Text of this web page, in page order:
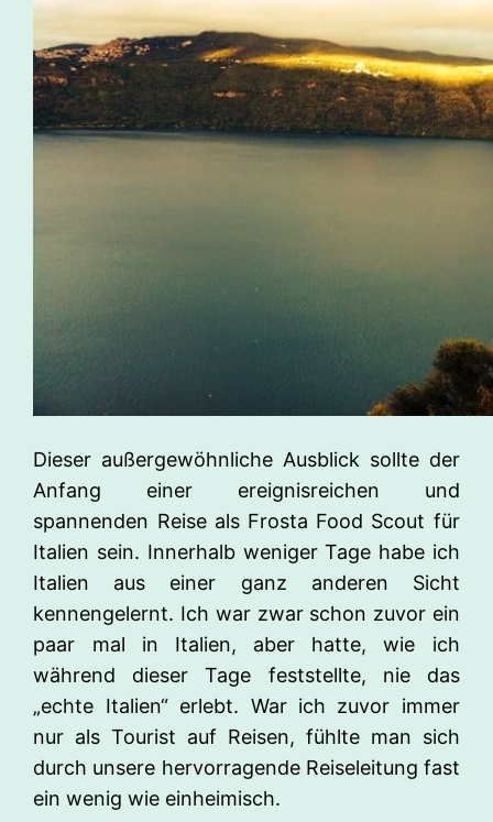
Dieser außergewöhnliche Ausblick sollte der
Anfang einer ereignisreichen und
spannenden Reise als Frosta Food Scout für
Italien sein. Innerhalb weniger Tage habe ich
Italien aus einer ganz anderen Sicht
kennengelernt. Ich war zwar schon zuvor ein
paar mal in Italien, aber hatte, wie ich
während dieser Tage feststellte, nie das
„echte Italien“ erlebt. War ich zuvor immer
nur als Tourist auf Reisen, fühlte man sich
durch unsere hervorragende Reiseleitung fast
ein wenig wie einheimisch.